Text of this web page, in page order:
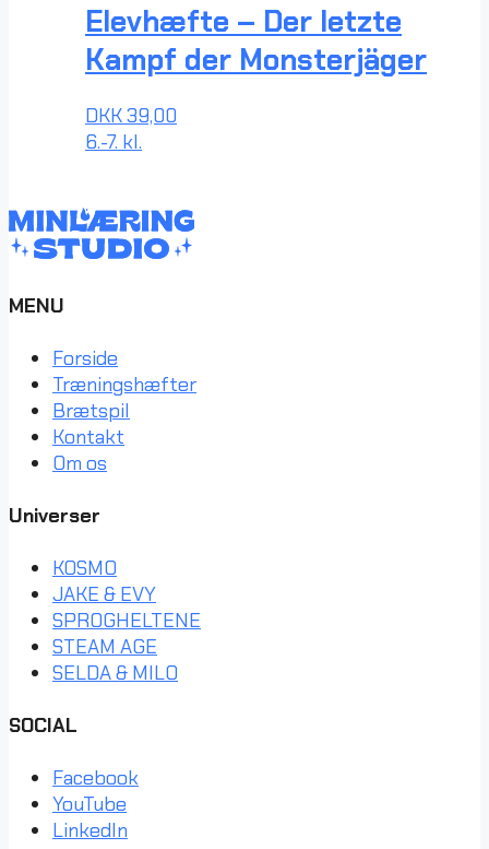
Elevhæfte – Der letzte
Kampf der Monsterjäger
DKK39,00
6.-7. kl.
MENU
Forside
Træningshæfter
Brætspil
Kontakt
Om os
Universer
KOSMO
JAKE & EVY
SPROGHELTENE
STEAM AGE
SELDA & MILO
SOCIAL
Facebook
YouTube
LinkedIn